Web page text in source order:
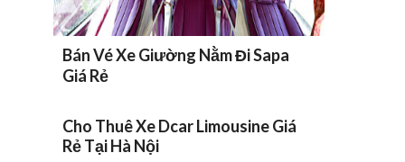
Bán Vé Xe Giường Nằm Đi Sapa
Giá Rẻ
Cho Thuê Xe Dcar Limousine Giá
Rẻ Tại Hà Nội